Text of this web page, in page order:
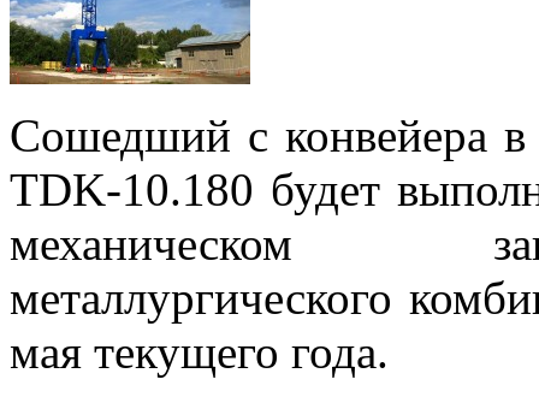
Сошедший с конвейера в
TDK-10.180 будет
механическом
металлургического
мая текущего года.